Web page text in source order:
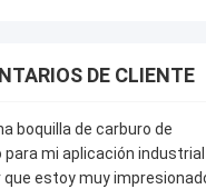
DE CLIENTE
boquilla de carburo de
mi aplicación
que estoy muy